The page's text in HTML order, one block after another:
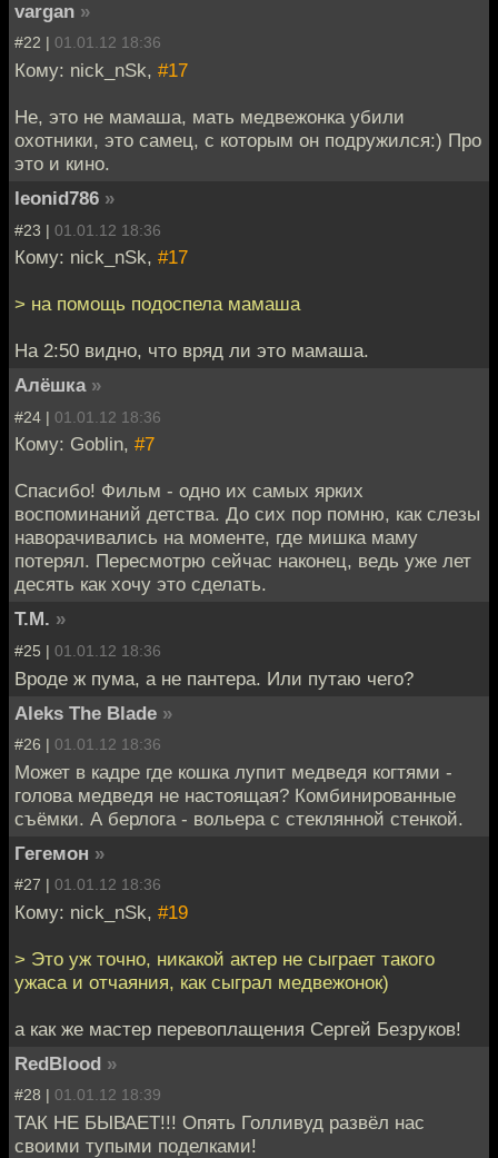
vargan »
#22 | 01.01.12 18:36
Кому: nick_nSk, #17
Не, это не мамаша, мать медвежонка убили
охотники, это самец, с которым он подружился:) Про
это и кино.
leonid786 »
#23 | 01.01.12 18:36
Кому: nick_nSk, #17
> на помощь подоспела мамаша
На 2:50 видно, что вряд ли это мамаша.
Алёшка »
#24 | 01.01.12 18:36
Кому: Goblin, #7
Спасибо! Фильм - одно их самых ярких
воспоминаний детства. До сих пор помню, как слезы
наворачивались на моменте, где мишка маму
потерял. Пересмотрю сейчас наконец, ведь уже лет
десять как хочу это сделать.
T.M. »
#25 | 01.01.12 18:36
Вроде ж пума, а не пантера. Или путаю чего?
Aleks The Blade »
#26 | 01.01.12 18:36
Может в кадре где кошка лупит медведя когтями -
голова медведя не настоящая? Комбинированные
съёмки. А берлога - вольера с стеклянной стенкой.
Гегемон »
#27 | 01.01.12 18:36
Кому: nick_nSk, #19
> Это уж точно, никакой актер не сыграет такого
ужаса и отчаяния, как сыграл медвежонок)
а как же мастер перевоплащения Сергей Безруков!
RedBlood »
#28 | 01.01.12 18:39
ТАК НЕ БЫВАЕТ!!! Опять Голливуд развёл нас
своими тупыми поделками!